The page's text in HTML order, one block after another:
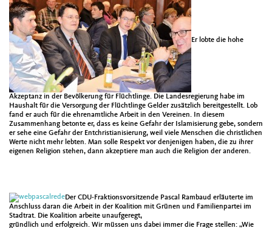
Er lobte die hohe
Akzeptanz in der Bevölkerung für Flüchtlinge. Die Landesregierung habe im
Haushalt für die Versorgung der Flüchtlinge Gelder zusätzlich bereitgestellt. Lob
fand er auch für die ehrenamtliche Arbeit in den Vereinen. In diesem
Zusammenhang betonte er, dass es keine Gefahr der Islamisierung gebe, sondern
er sehe eine Gefahr der Entchristianisierung, weil viele Menschen die christlichen
Werte nicht mehr lebten. Man solle Respekt vor denjenigen haben, die zu ihrer
eigenen Religion stehen, dann akzeptiere man auch die Religion der anderen.
Der CDU-Fraktionsvorsitzende Pascal Rambaud erläuterte im
Anschluss daran die Arbeit in der Koalition mit Grünen und Familienpartei im
Stadtrat. Die Koalition arbeite unaufgeregt,
gründlich und erfolgreich. Wir müssen uns dabei immer die Frage stellen: „Wie